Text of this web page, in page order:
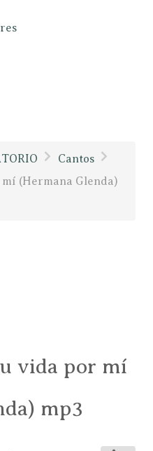
Cantos
(Hermana Glenda)
vida por mí
mp3